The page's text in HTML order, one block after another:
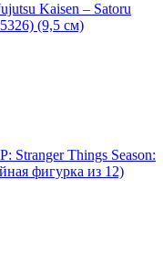
Kaisen – Satoru
(9,5 см)
Stranger Things Season:
фигурка из 12)